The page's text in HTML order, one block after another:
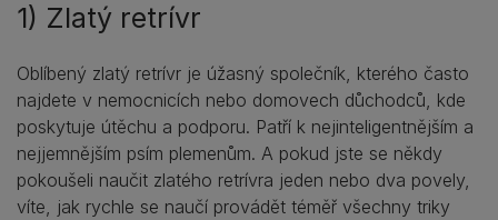
1) Zlatý retrívr
Oblíbený zlatý retrívr je úžasný společník, kterého často
najdete v nemocnicích nebo domovech důchodců, kde
poskytuje útěchu a podporu. Patří k nejinteligentnějším a
nejjemnějším psím plemenům. A pokud jste se někdy
pokoušeli naučit zlatého retrívra jeden nebo dva povely,
víte, jak rychle se naučí provádět téměř všechny triky